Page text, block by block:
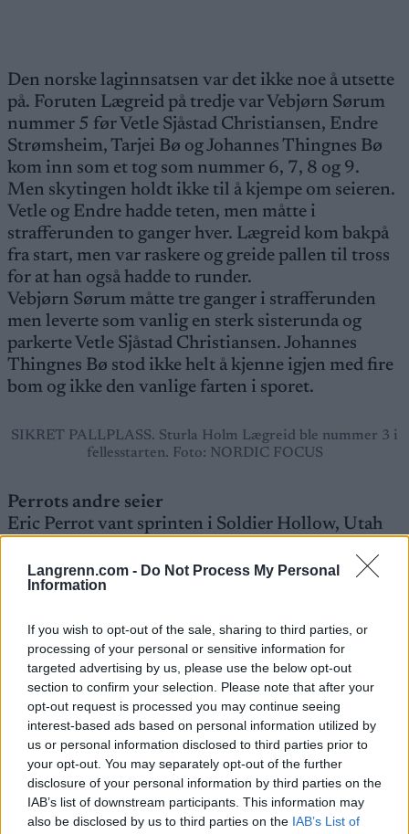
Langrenn.com - Do Not Process My Personal
Information
If you wish to opt-out of the sale, sharing to third parties, or
processing of your personal or sensitive information for
targeted advertising by us, please use the below opt-out
section to confirm your selection. Please note that after your
opt-out request is processed you may continue seeing
interest-based ads based on personal information utilized by
us or personal information disclosed to third parties prior to
your opt-out. You may separately opt-out of the further
disclosure of your personal information by third parties on the
IAB’s list of downstream participants. This information may
also be disclosed by us to third parties on the IAB’s List of
Den norske laginnsatsen var det ikke noe å utsette
på. Foruten Lægreid på tredje var Vebjørn Sørum
nummer 5 før Vetle Sjåstad Christiansen, Endre
Strømsheim, Tarjei Bø og Johannes Thingnes Bø
kom inn som et tog som nummer 6, 7, 8 og 9.
Men skytingen holdt ikke til å kjempe om seieren.
Vetle og Endre hadde teten, men måtte i
strafferunden to ganger hver. Lægreid kom bakpå
fra start, men var raskere og greide pallen til tross
for at han også hadde to runder.
Vebjørn Sørum måtte tre ganger i strafferunden
men leverte som vanlig en sterk sisterunda og
parkerte Vetle Sjåstad Christiansen. Johannes
Thingnes Bø stod ikke helt å kjenne igjen med fire
bom og ikke den vanlige farten i sporet.
SIKRET PALLPLASS. Sturla Holm Lægreid ble nummer 3 i
fellesstarten. Foto: NORDIC FOCUS
Perrots andre seier
Eric Perrot vant sprinten i Soldier Hollow, Utah
verdenscupen før dagens fellesstart.
Han var iskald og fylte på siste stående. Det ble
Lægreid som ble jaget av Quentin Fillon Maillet
og tyske Daniel Riethmüller. Fillon Maillet var
sterkere enn Lægreid på oppløpet og sikret fransk
dobbeltseier til tross for at han hadde tre
strafferunder.
Les også :Eric Perrot har slått nordmennene før
Dale-Skjevdal lever farlig